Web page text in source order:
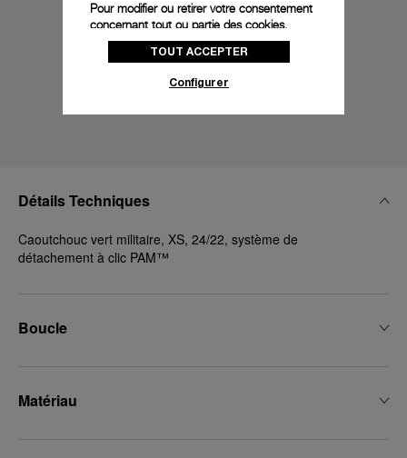
Détails Techniques
Caoutchouc vert militaire, XS, 24/22, système de
détachement à clic PAM™
Boucle
Matériau
Pour modifier ou retirer votre consentement
concernant tout ou partie des cookies,
cliquez sur « Configurer » ou consultez notre
politique des cookiespour obtenir plus
donnez votre consentement pour l’utilisation
pour l’utilisation des cookies techniques.
TOUT ACCEPTER
Configurer